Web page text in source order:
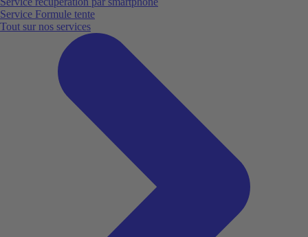
Service Formule tente
Tout sur nos services